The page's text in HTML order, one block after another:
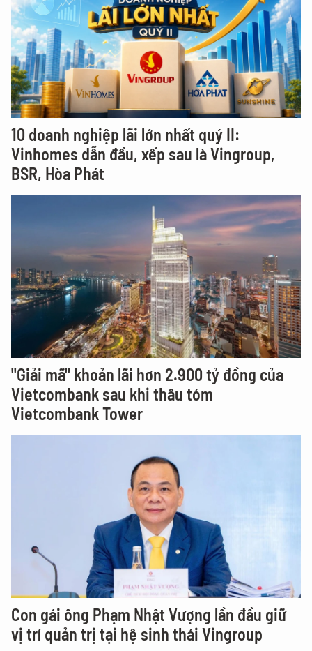
10 doanh nghiệp lãi lớn nhất quý II:
Vinhomes dẫn đầu, xếp sau là Vingroup,
BSR, Hòa Phát
"Giải mã" khoản lãi hơn 2.900 tỷ đồng của
Vietcombank sau khi thâu tóm
Vietcombank Tower
Con gái ông Phạm Nhật Vượng lần đầu giữ
vị trí quản trị tại hệ sinh thái Vingroup